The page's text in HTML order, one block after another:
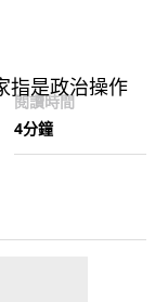
閱讀時間
4分鐘